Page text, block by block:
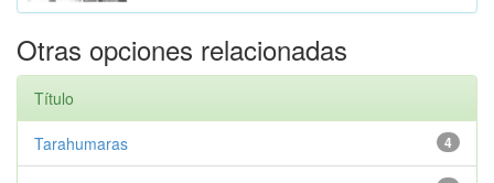
Otras opciones relacionadas
Título
4
Tarahumaras